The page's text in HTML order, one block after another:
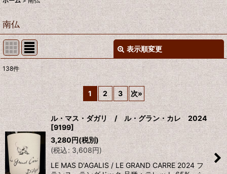
南仏
表示順変更
サブカテゴリ
表示数 :
並び順:
絞り込む
138件
1 2 3 次»
ル・マス・ダガリ / ル・グラン・カレ 2024
[9199]
3,280円(税別)
(税込: 3,608円)
LE MAS D'AGALIS / LE GRAND CARRE 2024 フ